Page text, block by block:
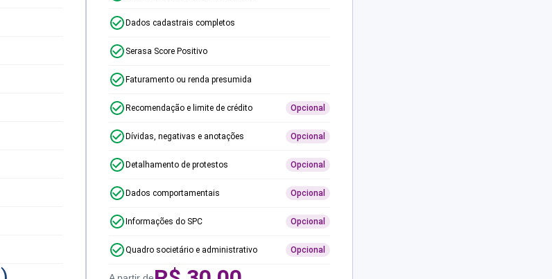
Dados cadastrais completos
Serasa Score Positivo
Faturamento ou renda presumida
Recomendação e limite de crédito Opcional
Dívidas, negativas e anotações Opcional
Detalhamento de protestos Opcional
Dados comportamentais Opcional
Informações do SPC Opcional
Quadro societário e administrativo Opcional